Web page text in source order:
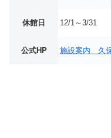
休館日 12/1～3/31
公式HP 施設案内 久